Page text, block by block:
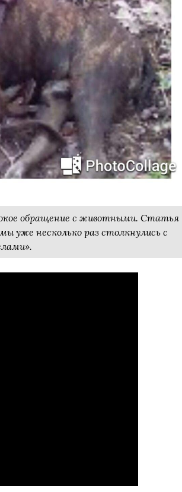
обращение с животными. Статья
уже несколько раз столкнулись с